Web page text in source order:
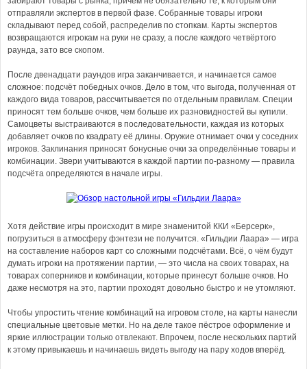
отправляли экспертов в первой фазе. Собранные товары игроки
складывают перед собой, распределив по стопкам. Карты экспертов
возвращаются игрокам на руки не сразу, а после каждого четвёртого
раунда, зато все скопом.
После двенадцати раундов игра заканчивается, и начинается самое
сложное: подсчёт победных очков. Дело в том, что выгода, полученная от
каждого вида товаров, рассчитывается по отдельным правилам. Специи
приносят тем больше очков, чем больше их разновидностей вы купили.
Самоцветы выстраиваются в последовательности, каждая из которых
добавляет очков по квадрату её длины. Оружие отнимает очки у соседних
игроков. Заклинания приносят бонусные очки за определённые товары и
комбинации. Звери учитываются в каждой партии по-разному — правила
подсчёта определяются в начале игры.
Хотя действие игры происходит в мире знаменитой ККИ «Берсерк»,
погрузиться в атмосферу фэнтези не получится. «Гильдии Лаара» — игра
на составление наборов карт со сложными подсчётами. Всё, о чём будут
думать игроки на протяжении партии, — это числа на своих товарах, на
товарах соперников и комбинации, которые принесут больше очков. Но
даже несмотря на это, партии проходят довольно быстро и не утомляют.
Чтобы упростить чтение комбинаций на игровом столе, на карты нанесли
специальные цветовые метки. Но на деле такое пёстрое оформление и
яркие иллюстрации только отвлекают. Впрочем, после нескольких партий
к этому привыкаешь и начинаешь видеть выгоду на пару ходов вперёд.